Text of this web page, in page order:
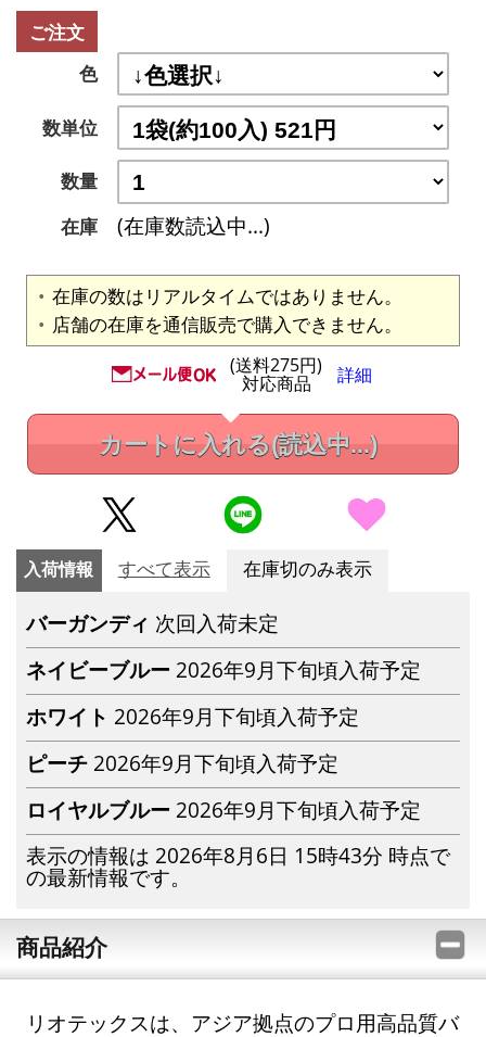
ご注文
色
数単位
数量
在庫
(在庫数読込中...)
在庫の数はリアルタイムではありません。
店舗の在庫を通信販売で購入できません。
(送料275円)
対応商品 詳細
カートに入れる(読込中...)
入荷情報 すべて表示 在庫切のみ表示
バーガンディ 次回入荷未定
ネイビーブルー 2026年9月下旬頃入荷予定
ホワイト 2026年9月下旬頃入荷予定
ピーチ 2026年9月下旬頃入荷予定
ロイヤルブルー 2026年9月下旬頃入荷予定
表示の情報は 2026年8月6日 15時43分 時点で
の最新情報です。
商品紹介
リオテックスは、アジア拠点のプロ用高品質バ